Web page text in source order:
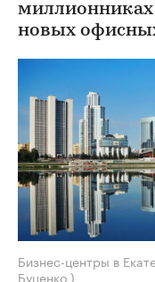
миллионниках
новых
Бизнес-центры в
Буценко )